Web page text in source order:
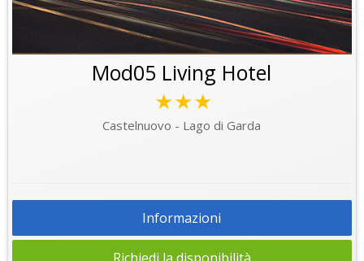
Mod05 Living Hotel
★★★
Castelnuovo - Lago di Garda
Informazioni